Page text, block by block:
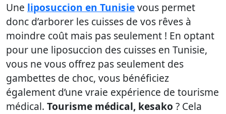
Une liposuccion en Tunisievous permet
donc d’arborer les cuisses de vos rêves à
moindre coût mais pas seulement ! En optant
pour une liposuccion des cuisses en Tunisie,
vous ne vous offrez pas seulement des
gambettes de choc, vous bénéficiez
également d’une vraie expérience de tourisme
médical. Tourisme médical, kesako ? Cela